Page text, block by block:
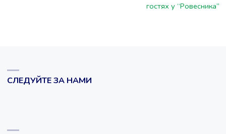
гостях у “Ровесника”
СЛЕДУЙТЕ ЗА НАМИ